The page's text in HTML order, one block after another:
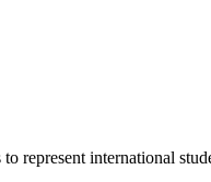
international